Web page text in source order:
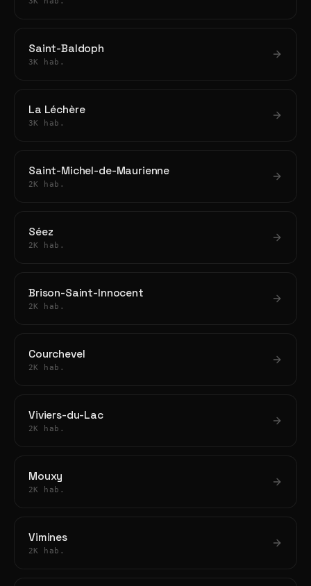
Saint-Baldoph
3K hab.
La Léchère
3K hab.
Saint-Michel-de-Maurienne
2K hab.
Séez
2K hab.
Brison-Saint-Innocent
2K hab.
Courchevel
2K hab.
Viviers-du-Lac
2K hab.
Mouxy
2K hab.
Vimines
2K hab.